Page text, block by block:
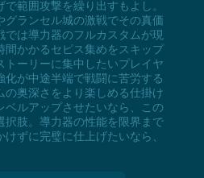
範囲攻撃を繰り出すもよし。
グランセル城の激戦でその真価
では導力器のフルカスタムが現
間かかるセピス集めをスキップ
トーリーに集中したいプレイヤ
化が中途半端で戦闘に苦労する
の奥深さをより楽しめる仕掛け
ベルアップさせたいなら、この
択肢。導力器の性能を限界まで
ずに完璧に仕上げたいなら、